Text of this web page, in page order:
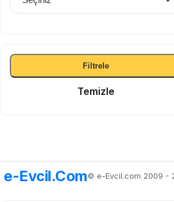
Filtrele
Temizle
e-Evcil.Com© e-Evcil.com 2009 -